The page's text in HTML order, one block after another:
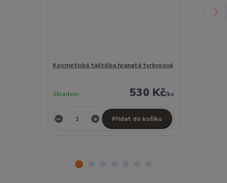
Kosmetická taštička hranatá tyrkysová
530 Kč/ks
Skladem
Přidat do košíku